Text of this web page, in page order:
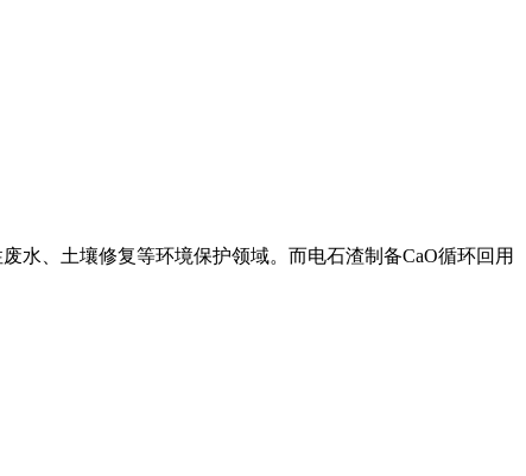
水、土壤修复等环境保护领域。而电石渣制备CaO循环回用